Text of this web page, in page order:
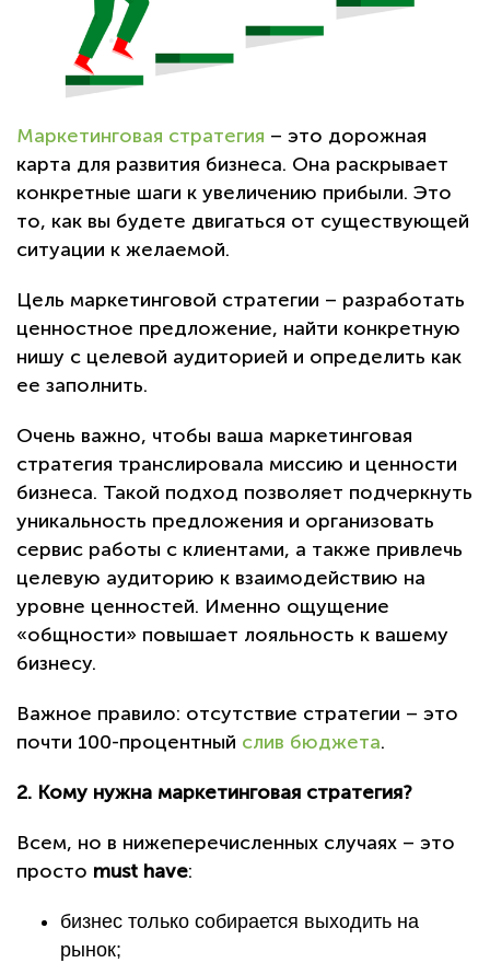
Маркетинговая стратегия – это дорожная
карта для развития бизнеса. Она раскрывает
конкретные шаги к увеличению прибыли. Это
то, как вы будете двигаться от существующей
ситуации к желаемой.
Цель маркетинговой стратегии – разработать
ценностное предложение, найти конкретную
нишу с целевой аудиторией и определить как
ее заполнить.
Очень важно, чтобы ваша маркетинговая
стратегия транслировала миссию и ценности
бизнеса. Такой подход позволяет подчеркнуть
уникальность предложения и организовать
сервис работы с клиентами, а также привлечь
целевую аудиторию к взаимодействию на
уровне ценностей. Именно ощущение
«общности» повышает лояльность к вашему
бизнесу.
Важное правило: отсутствие стратегии – это
почти 100-процентный слив бюджета.
2. Кому нужна маркетинговая стратегия?
Всем, но в нижеперечисленных случаях – это
просто must have:
бизнес только собирается выходить на
рынок;